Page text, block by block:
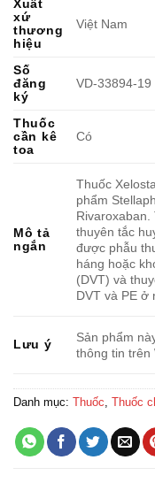
Xuất
xứ
thương
hiệu
Việt Nam
Số
đăng
ký
VD-33894-19
Thuốc
cần kê
toa
Có
Mô tả
ngắn
Thuốc
phẩm
thuyên tắc
được phẫu
háng hoặc
(DVT) và
DVT và PE ở
Lưu ý
Sản phẩm
thông tin trên
Danh mục: Thuốc, Thuốc